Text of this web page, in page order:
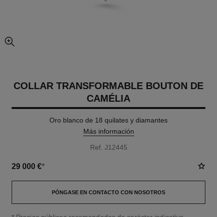
imagen agrandada
COLLAR TRANSFORMABLE BOUTON DE
CAMÉLIA
Oro blanco de 18 quilates y diamantes
Más información
Ref. J12445
29 000 €*
PÓNGASE EN CONTACTO CON NOSOTROS